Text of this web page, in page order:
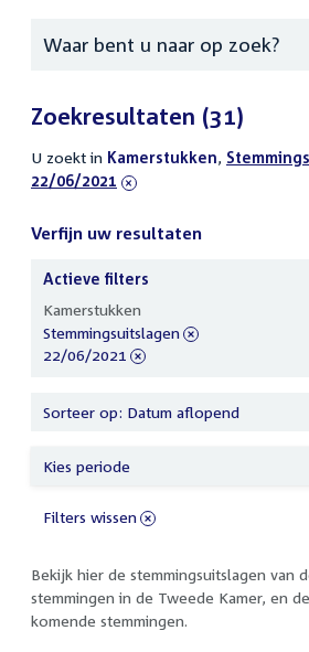
Zoeken
Zoekresultaten (31)
U zoekt in actieve
filters
Kamerstukken, verwijder
22/06/2021
Verfijn uw resultaten
Bekijk hier de stemmingsuitslagen van
stemmingen in de Tweede Kamer, en
komende stemmingen.
uw
resultaten
Actieve filters
Kamerstukken
verwijder
filter
Stemmingsuitslagen
verwijder
22/06/2021
Sorteer op: Datum aflopend
Kies periode
Filters wissen